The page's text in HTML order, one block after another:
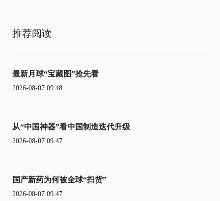
推荐阅读
最新月球“宝藏图”抢先看
2026-08-07 09:48
从“中国神器”看中国制造迭代升级
2026-08-07 09:47
国产新药为何被全球“扫货”
2026-08-07 09:47